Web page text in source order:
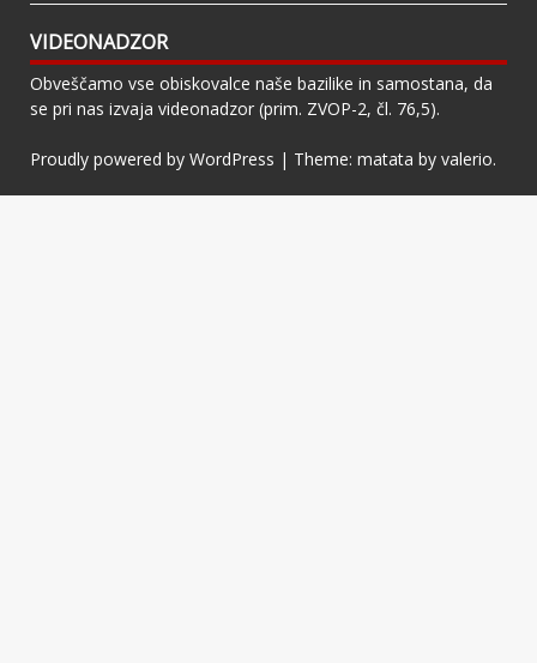
VIDEONADZOR
Obveščamo vse obiskovalce naše bazilike in samostana, da
se pri nas izvaja videonadzor (prim. ZVOP-2, čl. 76,5).
Proudly powered by WordPress | Theme: matata by valerio.